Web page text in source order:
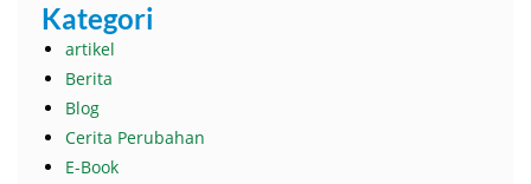
Kategori
artikel
Berita
Blog
Cerita Perubahan
E-Book